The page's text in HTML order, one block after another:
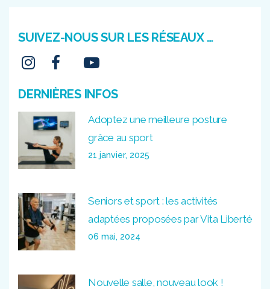
SUIVEZ-NOUS SUR LES RÉSEAUX …
DERNIÈRES INFOS
Adoptez une meilleure posture
grâce au sport
21 janvier, 2025
Seniors et sport : les activités
adaptées proposées par Vita Liberté
06 mai, 2024
Nouvelle salle, nouveau look !